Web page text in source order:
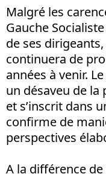
Malgré les
Gauche
de ses
continuera de
années à venir.
un désaveu de la
et s’inscrit dans
confirme de
perspectives
A la différence de